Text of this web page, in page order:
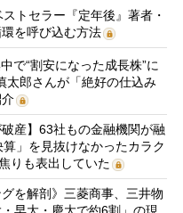
トセラー『定年後』著者・
を呼び込む方法
で“割安になった成長株”に
郎さんが「絶好の仕込み
産】63社もの金融機関が融
」を見抜けなかったカラク
りも表出していた
を解剖》三菱商事、三井物